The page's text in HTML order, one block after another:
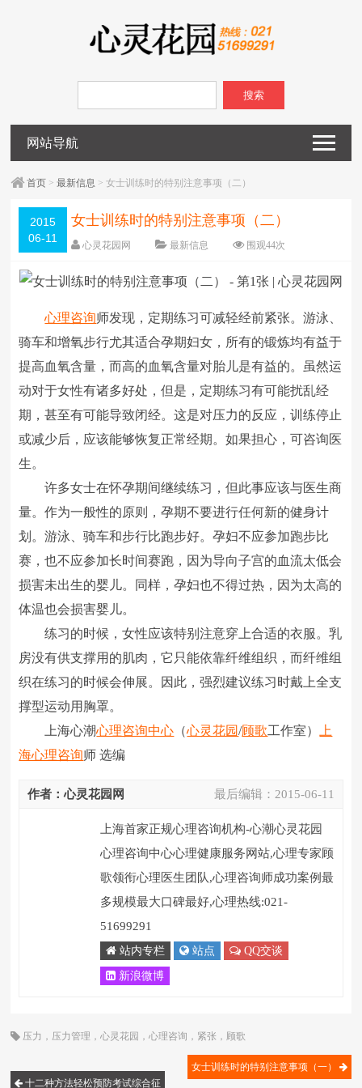
搜索
网站导航
首页 >最新信息 > 女士训练时的特别注意事项（二）
2015
06-11
女士训练时的特别注意事项（二）
心灵花园网 最新信息 围观44次
字体：大 中 小
心理咨询师发现，定期练习可减轻经前紧张。游泳、
骑车和增氧步行尤其适合孕期妇女，所有的锻炼均有益于
提高血氧含量，而高的血氧含量对胎儿是有益的。虽然运
动对于女性有诸多好处，但是，定期练习有可能扰乱经
期，甚至有可能导致闭经。这是对压力的反应，训练停止
或减少后，应该能够恢复正常经期。如果担心，可咨询医
生。
许多女士在怀孕期间继续练习，但此事应该与医生商
量。作为一般性的原则，孕期不要进行任何新的健身计
划。游泳、骑车和步行比跑步好。孕妇不应参加跑步比
赛，也不应参加长时间赛跑，因为导向子宫的血流太低会
损害未出生的婴儿。同样，孕妇也不得过热，因为太高的
体温也会损害婴儿。
练习的时候，女性应该特别注意穿上合适的衣服。乳
房没有供支撑用的肌肉，它只能依靠纤维组织，而纤维组
织在练习的时候会伸展。因此，强烈建议练习时戴上全支
撑型运动用胸罩。
上海心潮心理咨询中心 （心灵花园/顾歌工作室）
上
海心理咨询师 选编
最后编辑： 2015-06-11
作者：心灵花园网
上海首家正规心理咨询机构-心潮心灵花园
心理咨询中心心理健康服务网站,心理专家顾
歌领衔心理医生团队,心理咨询师成功案例最
多规模最大口碑最好,心理热线:021-
51699291
站内专栏 站点 QQ交谈
新浪微博
压力 ， 压力管理 ，心灵花园 ，心理咨询 ， 紧张 ， 顾歌
十二种方法轻松预防考试综合征
女士训练时的特别注意事项（一）